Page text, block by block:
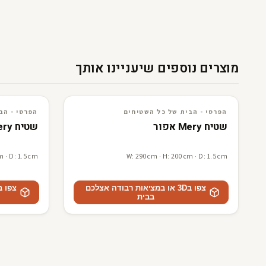
מוצרים נוספים שיעניינו אותך
3D · AR הפרסי - הבית של כל השטיחים
הפרסי - הבית של כל השטיחים
שטיח Mery אפור
W: 290cm · H: 200cm · D: 1.5cm
צפו ב3D או במציאות רבודה אצלכם
בבית
3D · AR הפרסי - הבית של כל השטיחים הפרסי -
שטיח Mery בז
· D: 1.5cm